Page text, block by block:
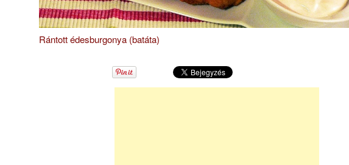
Rántott édesburgonya (batáta)